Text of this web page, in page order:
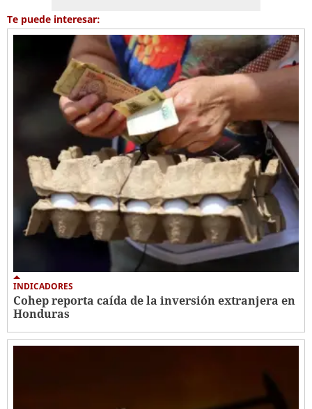
Te puede interesar:
INDICADORES
Cohep reporta caída de la inversión extranjera en
Honduras